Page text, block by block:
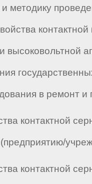
контактной
в ремонт и
контактной
контактной